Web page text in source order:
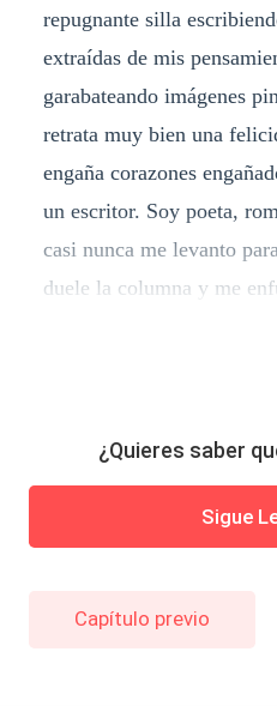
repugnante silla
extraídas de mis
garabateando imágenes
retrata muy bien una
engaña corazones
un escritor. Soy poeta,
casi nunca me levanto
duele la columna y me
¿Quieres saber
Sigue
Capítulo previo